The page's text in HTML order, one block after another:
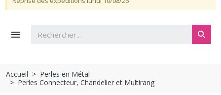

Accueil
Perles en Métal
Perles Connecteur, Chandelier et Multirang